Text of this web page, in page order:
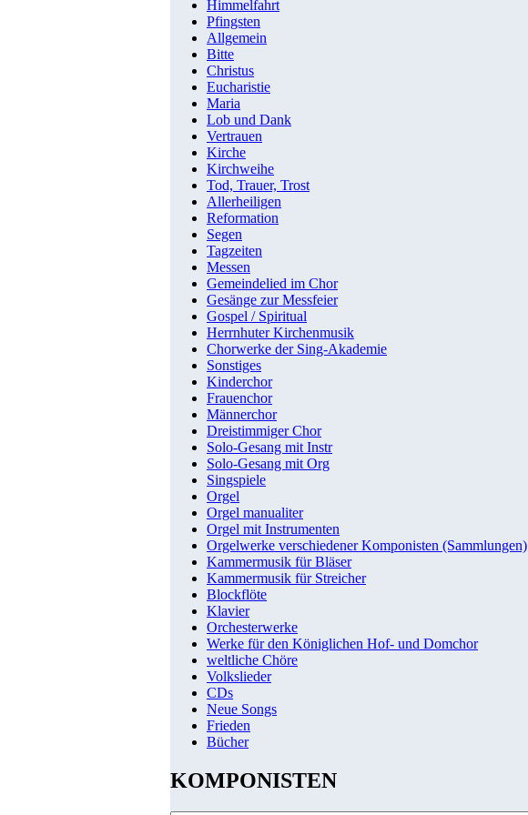
Himmelfahrt
Pfingsten
Allgemein
Bitte
Christus
Eucharistie
Maria
Lob und Dank
Vertrauen
Kirche
Kirchweihe
Tod, Trauer, Trost
Allerheiligen
Reformation
Segen
Tagzeiten
Messen
Gemeindelied im Chor
Gesänge zur Messfeier
Gospel / Spiritual
Herrnhuter Kirchenmusik
Chorwerke der Sing-Akademie
Sonstiges
Kinderchor
Frauenchor
Männerchor
Dreistimmiger Chor
Solo-Gesang mit Instr
Solo-Gesang mit Org
Singspiele
Orgel
Orgel manualiter
Orgel mit Instrumenten
Orgelwerke verschiedener Komponisten (Sammlungen)
Kammermusik für Bläser
Kammermusik für Streicher
Blockflöte
Klavier
Orchesterwerke
Werke für den Königlichen Hof- und Domchor
weltliche Chöre
Volkslieder
CDs
Neue Songs
Frieden
Bücher
KOMPONISTEN